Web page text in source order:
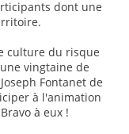
dont une
culture du risque
vingtaine de
Fontanet de
à l'animation
à eux !